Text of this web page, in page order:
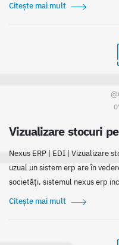
Citește mai mult
Vizualizare stocuri
Nexus ERP | EDI | Vizualizare
uzual un sistem erp are în
societăți, sistemul nexus erp
Citește mai mult